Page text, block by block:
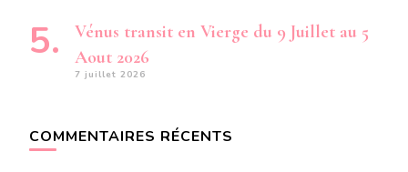
Vénus transit en Vierge du 9 Juillet au 5
Aout 2026
7 juillet 2026
COMMENTAIRES RÉCENTS